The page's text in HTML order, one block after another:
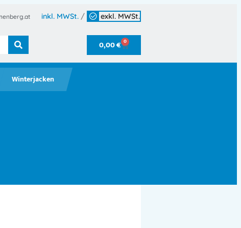
inkl. MWSt./ exkl. MWSt.
0,00€ 0
Winterjacken